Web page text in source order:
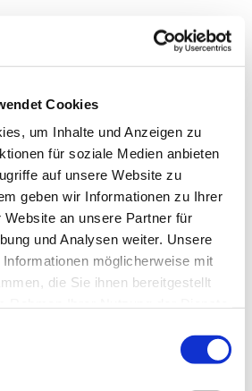
Cookies
um Inhalte und Anzeigen zu
für soziale Medien anbieten
auf unsere Website zu
geben wir Informationen zu Ihrer
Website an unsere Partner für
und Analysen weiter. Unsere
möglicherweise mit
die Sie ihnen bereitgestellt
Sie auch